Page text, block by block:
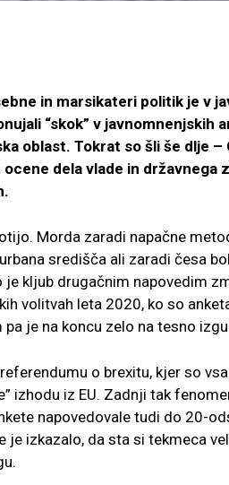
in marsikateri politik je v
“skok” v javnomnenjskih
oblast. Tokrat so šli še dlje –
dela vlade in državnega
Morda zaradi napačne
središča ali zaradi česa
kljub drugačnim napovedim
volitvah leta 2020, ko so
je na koncu zelo na tesno
o brexitu, kjer so
izhodu iz EU. Zadnji tak
napovedovale tudi do 20-
je izkazalo, da sta si tekmeca